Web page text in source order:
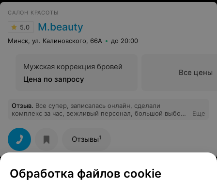
остатков перманентного макияжа бровей. Эта
процедура тоже делается в несколько этапов и
требует много времени на окончательное
восстановление. Из плюсов приветливый,
доброжелательный персонал.
САЛОН КРАСОТЫ
5.0 M.beauty
Минск, ул. Калиновского, 66А до 20:00
Мужская коррекция бровей
Цена по запросу
Все цены
Отзыв. Все супер, записалась онлайн, сделали
комплекс за час, вежливый персонал, большой выбор
Еще
Отзывы1
Обработка файлов cookie